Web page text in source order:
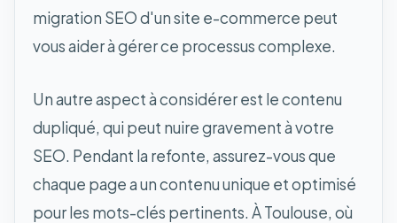
migration SEO d'un site e-commerce peut
vous aider à gérer ce processus complexe.
Un autre aspect à considérer est le contenu
dupliqué, qui peut nuire gravement à votre
SEO. Pendant la refonte, assurez-vous que
chaque page a un contenu unique et optimisé
pour les mots-clés pertinents. À Toulouse, où